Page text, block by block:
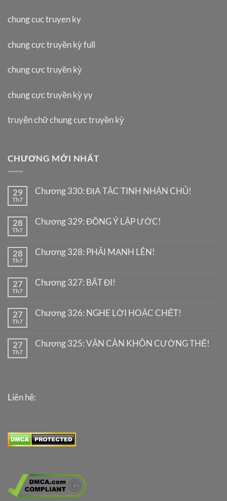
chung cuc truyen ky
chung cực truyền kỳ full
chung cực truyền kỳ
chung cực truyền kỳ yy
truyện chữ chung cực truyền kỳ
CHƯƠNG MỚI NHẤT
29
Th7
Chương 330: ĐỊA TẶC TINH NHẬN CHỦ!
28
Th7
Chương 329: ĐỒNG Ý LẬP ƯỚC!
28
Th7
Chương 328: PHẢI MẠNH LÊN!
27
Th7
Chương 327: BẮT ĐI!
27
Th7
Chương 326: NGHE LỜI HOẶC CHẾT!
27
Th7
Chương 325: VẬN CÀN KHÔN CƯỜNG THẾ!
Liên hệ: